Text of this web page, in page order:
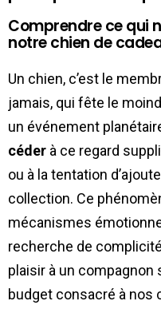
Comprendre ce qui
notre chien de
Un chien, c’est le
jamais, qui fête le
un événement
céder à ce regard
ou à la tentation
collection. Ce
mécanismes
recherche de
plaisir à un compagnon
budget consacré à nos